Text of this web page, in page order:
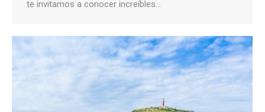
te invitamos a conocer increíbles…